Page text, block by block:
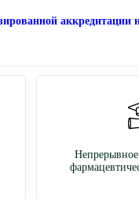
аккредитации